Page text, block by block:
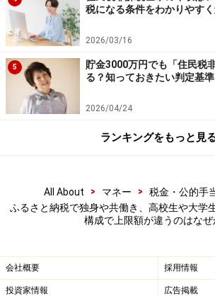
・独身又は共働きの人の場合
500万円（給与の年収）－144万円（給
75万円（社会保険料控除）－48万円
万円（課税所得金額）
・夫婦で子2人（大学生と高校生）の
500万円（給与の年収）－144万円（
75万円（社会保険料控除）－38万円（
（基礎控除）＝94万円（課税所得金額
し引き、そこから所得控除額を差し引
得、つまり税率が課される所得となりま
税になる条件をわかりやすく
2026/03/16
5
貯金3000万円でも「住民税
る？知っておきたい判定基
2026/04/24
ランキングをもっと見
All About > マネー > 税金・公的手
ふるさと納税で独身や共働き、高校生や大学
構成で上限額が違うのはなぜ
会社概要 採用情報
投資家情報 広告掲載